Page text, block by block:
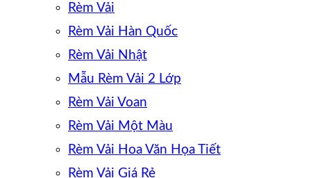
Rèm Vải
Rèm Vải Hàn Quốc
Rèm Vải Nhật
Mẫu Rèm Vải 2 Lớp
Rèm Vải Voan
Rèm Vải Một Màu
Rèm Vải Hoa Văn Họa Tiết
Rèm Vải Giá Rẻ